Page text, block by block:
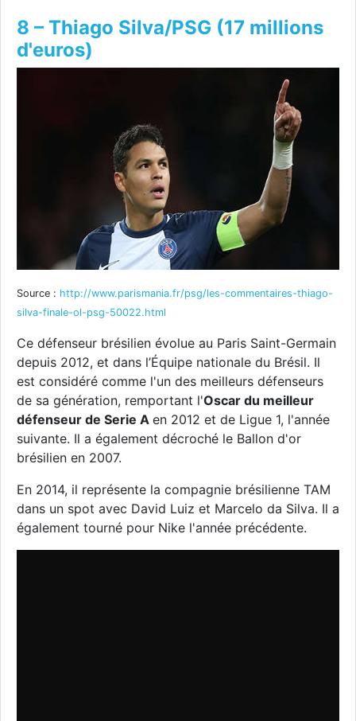
8 – Thiago Silva/PSG (17 millions
d'euros)
Source : http://www.parismania.fr/psg/les-commentaires-thiago-
silva-finale-ol-psg-50022.html
Ce défenseur brésilien évolue au Paris Saint-Germain
depuis 2012, et dans l’Équipe nationale du Brésil. Il
est considéré comme l'un des meilleurs défenseurs
de sa génération, remportant l'Oscar du meilleur
défenseur de Serie A en 2012 et de Ligue 1, l'année
suivante. Il a également décroché le Ballon d'or
brésilien en 2007.
En 2014, il représente la compagnie brésilienne TAM
dans un spot avec David Luiz et Marcelo da Silva. Il a
également tourné pour Nike l'année précédente.